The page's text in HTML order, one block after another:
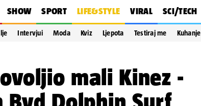
SHOW SPORT LIFE&STYLE VIRAL SCI/TECH
Intervjui Moda Kviz Ljepota Testiraj me Kuhanje
mali Kinez -